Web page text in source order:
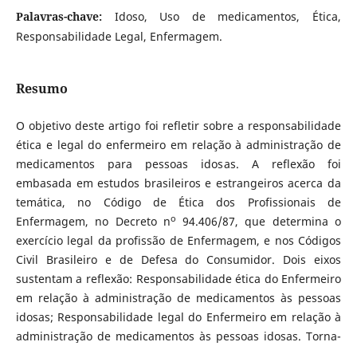
Palavras-chave: Idoso, Uso de medicamentos, Ética,
Responsabilidade Legal, Enfermagem.
Resumo
O objetivo deste artigo foi refletir sobre a responsabilidade
ética e legal do enfermeiro em relação à administração de
medicamentos para pessoas idosas. A reflexão foi
embasada em estudos brasileiros e estrangeiros acerca da
temática, no Código de Ética dos Profissionais de
Enfermagem, no Decreto no 94.406/87, que determina o
exercício legal da profissão de Enfermagem, e nos Códigos
Civil Brasileiro e de Defesa do Consumidor. Dois eixos
sustentam a reflexão: Responsabilidade ética do Enfermeiro
em relação à administração de medicamentos às pessoas
idosas; Responsabilidade legal do Enfermeiro em relação à
administração de medicamentos às pessoas idosas. Torna-